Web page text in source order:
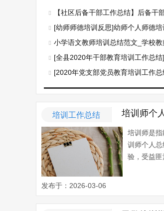
【社区后备干部工作总结】后备干
[幼师师德培训反思]幼师个人师德
小学语文教师培训总结范文_学校
[全县2020年干部教育培训工作总
[2020年党支部党员教育培训工作总结]
培训工作总结 培训师个
培训师是
训师个人
验，受益
发布于：2026-03-06